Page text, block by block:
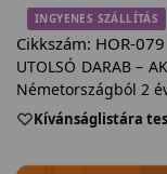
INGYENES SZÁLLÍTÁS
Cikkszám: HOR-079
UTOLSÓ DARAB –
Németországból 2
Kívánságlistára